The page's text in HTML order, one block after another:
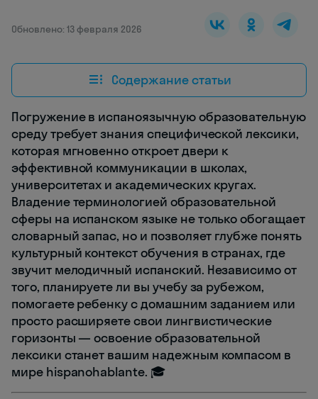
Обновлено: 13 февраля 2026
Содержание статьи
Погружение в испаноязычную образовательную
среду требует знания специфической лексики,
которая мгновенно откроет двери к
эффективной коммуникации в школах,
университетах и академических кругах.
Владение терминологией образовательной
сферы на испанском языке не только обогащает
словарный запас, но и позволяет глубже понять
культурный контекст обучения в странах, где
звучит мелодичный испанский. Независимо от
того, планируете ли вы учебу за рубежом,
помогаете ребенку с домашним заданием или
просто расширяете свои лингвистические
горизонты — освоение образовательной
лексики станет вашим надежным компасом в
мире hispanohablante. 🎓